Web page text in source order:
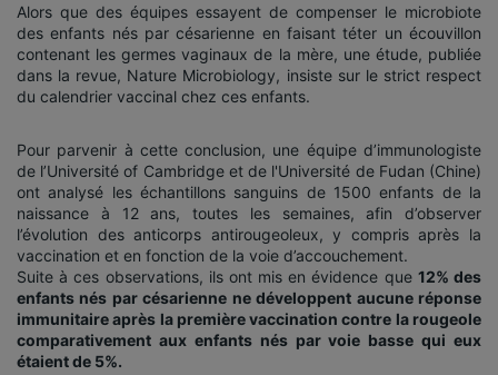
Alors que des équipes essayent de compenser le microbiote
des enfants nés par césarienne en faisant téter un écouvillon
contenant les germes vaginaux de la mère, une étude, publiée
dans la revue, Nature Microbiology, insiste sur le strict respect
du calendrier vaccinal chez ces enfants.
Pour parvenir à cette conclusion, une équipe d’immunologiste
de l’Université of Cambridge et de l'Université de Fudan (Chine)
ont analysé les échantillons sanguins de 1500 enfants de la
naissance à 12 ans, toutes les semaines, afin d’observer
l’évolution des anticorps antirougeoleux, y compris après la
vaccination et en fonction de la voie d’accouchement.
Suite à ces observations, ils ont mis en évidence que 12% des
enfants nés par césarienne ne développent aucune réponse
immunitaire après la première vaccination contre la rougeole
comparativement aux enfants nés par voie basse qui eux
étaient de 5%.